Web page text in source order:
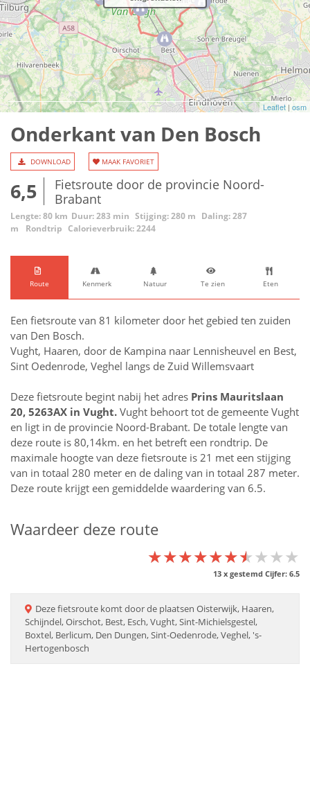
Leaflet | osm
Onderkant van Den Bosch
DOWNLOAD MAAK FAVORIET
6,5
Fietsroute door de provincie Noord-
Brabant
Lengte: 80 km Duur: 283 min Stijging: 280 m Daling: 287
m
Rondtrip Calorieverbruik: 2244
Route Kenmerk Natuur Te zien Eten
Een fietsroute van 81 kilometer door het gebied ten zuiden
van Den Bosch.
Vught, Haaren, door de Kampina naar Lennisheuvel en Best,
Sint Oedenrode, Veghel langs de Zuid Willemsvaart
Deze fietsroute begint nabij het adres Prins Mauritslaan
20, 5263AX in Vught. Vught behoort tot de gemeente Vught
en ligt in de provincie Noord-Brabant. De totale lengte van
deze route is 80,14km. en het betreft een rondtrip. De
maximale hoogte van deze fietsroute is 21 met een stijging
van in totaal 280 meter en de daling van in totaal 287 meter.
Deze route krijgt een gemiddelde waardering van 6.5.
Waardeer deze route
★★★★★★★★★★
★★★★★★★★★★
★★★★★★★★★★
13 x gestemd Cijfer: 6.5
Dezefietsroute komt door de plaatsen Oisterwijk, Haaren,
Schijndel, Oirschot, Best, Esch, Vught, Sint-Michielsgestel,
Boxtel, Berlicum, Den Dungen, Sint-Oedenrode, Veghel, 's-
Hertogenbosch